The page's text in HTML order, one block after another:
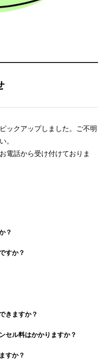
ックアップしました。ご不明
。
お電話から受け付けておりま
？
すか？
きますか？
セル料はかかりますか？
すか？